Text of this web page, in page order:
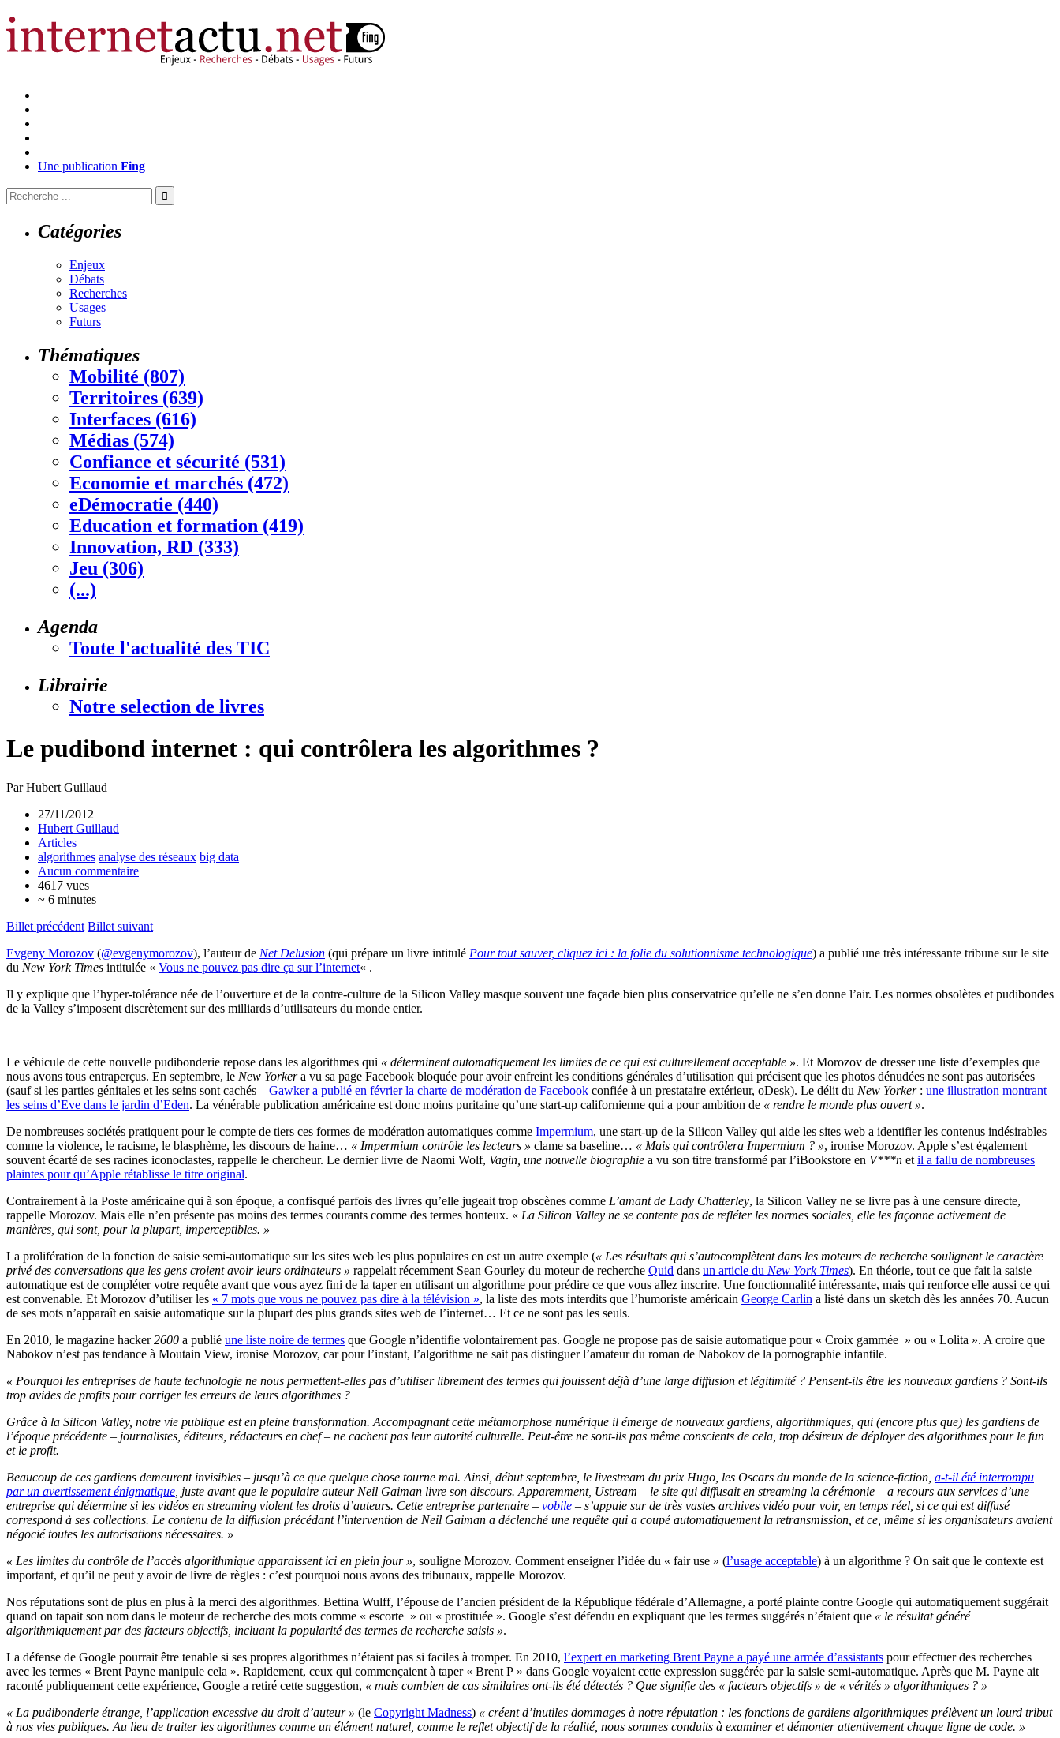
Une publication Fing
Catégories
Enjeux
Débats
Recherches
Usages
Futurs
Thématiques
Mobilité (807)
Territoires (639)
Interfaces (616)
Médias (574)
Confiance et sécurité (531)
Economie et marchés (472)
eDémocratie (440)
Education et formation (419)
Innovation, RD (333)
Jeu (306)
(...)
Agenda
Toute l'actualité des TIC
Librairie
Notre selection de livres
Le pudibond internet : qui contrôlera les algorithmes ?
Par Hubert Guillaud
27/11/2012
Hubert Guillaud
Articles
algorithmes analyse des réseaux big data
Aucun commentaire
4617 vues
~ 6 minutes
Billet précédent Billet suivant
Evgeny Morozov (@evgenymorozov), l’auteur de Net Delusion (qui prépare un livre intitulé Pour tout sauver, cliquez ici : la folie du solutionnisme technologique) a publié une très intéressante tribune sur le site
du New York Times intitulée « Vous ne pouvez pas dire ça sur l’internet« .
Il y explique que l’hyper-tolérance née de l’ouverture et de la contre-culture de la Silicon Valley masque souvent une façade bien plus conservatrice qu’elle ne s’en donne l’air. Les normes obsolètes et pudibondes
de la Valley s’imposent discrètement sur des milliards d’utilisateurs du monde entier.
Le véhicule de cette nouvelle pudibonderie repose dans les algorithmes qui « déterminent automatiquement les limites de ce qui est culturellement acceptable ». Et Morozov de dresser une liste d’exemples que
nous avons tous entraperçus. En septembre, le New Yorkera vu sa page Facebook bloquée pour avoir enfreint les conditions générales d’utilisation qui précisent que les photos dénudées ne sont pas autorisées
(sauf si les parties génitales et les seins sont cachés – Gawker a publié en février la charte de modération de Facebook confiée à un prestataire extérieur, oDesk). Le délit du New Yorker: une illustration montrant
les seins d’Eve dans le jardin d’Eden. La vénérable publication américaine est donc moins puritaine qu’une start-up californienne qui a pour ambition de « rendre le monde plus ouvert ».
De nombreuses sociétés pratiquent pour le compte de tiers ces formes de modération automatiques comme Impermium, une start-up de la Silicon Valley qui aide les sites web a identifier les contenus indésirables
comme la violence, le racisme, le blasphème, les discours de haine… « Impermium contrôle les lecteurs » clame sa baseline… « Mais qui contrôlera Impermium ? », ironise Morozov. Apple s’est également
souvent écarté de ses racines iconoclastes, rappelle le chercheur. Le dernier livre de Naomi Wolf, Vagin, une nouvelle biographie a vu son titre transformé par l’iBookstore en V***n et il a fallu de nombreuses
plaintes pour qu’Apple rétablisse le titre original.
Contrairement à la Poste américaine qui à son époque, a confisqué parfois des livres qu’elle jugeait trop obscènes comme L’amant de Lady Chatterley, la Silicon Valley ne se livre pas à une censure directe,
rappelle Morozov. Mais elle n’en présente pas moins des termes courants comme des termes honteux. « La Silicon Valley ne se contente pas de refléter les normes sociales, elle les façonne activement de
manières, qui sont, pour la plupart, imperceptibles. »
La prolifération de la fonction de saisie semi-automatique sur les sites web les plus populaires en est un autre exemple (« Les résultats qui s’autocomplètent dans les moteurs de recherche soulignent le caractère
privé des conversations que les gens croient avoir leurs ordinateurs » rappelait récemment Sean Gourley du moteur de recherche Quid dans un article du New York Times). En théorie, tout ce que fait la saisie
automatique est de compléter votre requête avant que vous ayez fini de la taper en utilisant un algorithme pour prédire ce que vous allez inscrire. Une fonctionnalité intéressante, mais qui renforce elle aussi ce qui
est convenable. Et Morozov d’utiliser les « 7 mots que vous ne pouvez pas dire à la télévision », la liste des mots interdits que l’humoriste américain George Carlin a listé dans un sketch dès les années 70. Aucun
de ses mots n’apparaît en saisie automatique sur la plupart des plus grands sites web de l’internet… Et ce ne sont pas les seuls.
En 2010, le magazine hacker2600 a publié une liste noire de termes que Google n’identifie volontairement pas. Google ne propose pas de saisie automatique pour « Croix gammée » ou « Lolita ». A croire que
Nabokov n’est pas tendance à Moutain View, ironise Morozov, car pour l’instant, l’algorithme ne sait pas distinguer l’amateur du roman de Nabokov de la pornographie infantile.
« Pourquoi les entreprises de haute technologie ne nous permettent-elles pas d’utiliser librement des termes qui jouissent déjà d’une large diffusion et légitimité ? Pensent-ils être les nouveaux gardiens ? Sont-ils
trop avides de profits pour corriger les erreurs de leurs algorithmes ?
Grâce à la Silicon Valley, notre vie publique est en pleine transformation. Accompagnant cette métamorphose numérique il émerge de nouveaux gardiens, algorithmiques, qui (encore plus que) les gardiens de
l’époque précédente – journalistes, éditeurs, rédacteurs en chef – ne cachent pas leur autorité culturelle. Peut-être ne sont-ils pas même conscients de cela, trop désireux de déployer des algorithmes pour le fun
et le profit.
Beaucoup de ces gardiens demeurent invisibles – jusqu’à ce que quelque chose tourne mal. Ainsi, début septembre, le livestream du prix Hugo, les Oscars du monde de la science-fiction, a-t-il été interrompu
par un avertissement énigmatique , juste avant que le populaire auteur Neil Gaiman livre son discours. Apparemment, Ustream – le site qui diffusait en streaming la cérémonie – a recours aux services d’une
entreprise qui détermine si les vidéos en streaming violent les droits d’auteurs. Cette entreprise partenaire – vobile – s’appuie sur de très vastes archives vidéo pour voir, en temps réel, si ce qui est diffusé
correspond à ses collections. Le contenu de la diffusion précédant l’intervention de Neil Gaiman a déclenché une requête qui a coupé automatiquement la retransmission, et ce, même si les organisateurs avaient
négocié toutes les autorisations nécessaires. »
« Les limites du contrôle de l’accès algorithmique apparaissent ici en plein jour », souligne Morozov. Comment enseigner l’idée du « fair use » (l’usage acceptable) à un algorithme ? On sait que le contexte est
important, et qu’il ne peut y avoir de livre de règles : c’est pourquoi nous avons des tribunaux, rappelle Morozov.
Nos réputations sont de plus en plus à la merci des algorithmes. Bettina Wulff, l’épouse de l’ancien président de la République fédérale d’Allemagne, a porté plainte contre Google qui automatiquement suggérait
quand on tapait son nom dans le moteur de recherche des mots comme « escorte » ou « prostituée ». Google s’est défendu en expliquant que les termes suggérés n’étaient que « le résultat généré
algorithmiquement par des facteurs objectifs, incluant la popularité des termes de recherche saisis ».
La défense de Google pourrait être tenable si ses propres algorithmes n’étaient pas si faciles à tromper. En 2010, l’expert en marketing Brent Payne a payé une armée d’assistants pour effectuer des recherches
avec les termes « Brent Payne manipule cela ». Rapidement, ceux qui commençaient à taper « Brent P » dans Google voyaient cette expression suggérée par la saisie semi-automatique. Après que M. Payne ait
raconté publiquement cette expérience, Google a retiré cette suggestion, « mais combien de cas similaires ont-ils été détectés ? Que signifie des « facteurs objectifs » de « vérités » algorithmiques ? »
« La pudibonderie étrange, l’application excessive du droit d’auteur » (le Copyright Madness) « créent d’inutiles dommages à notre réputation : les fonctions de gardiens algorithmiques prélèvent un lourd tribut
à nos vies publiques. Au lieu de traiter les algorithmes comme un élément naturel, comme le reflet objectif de la réalité, nous sommes conduits à examiner et démonter attentivement chaque ligne de code. »